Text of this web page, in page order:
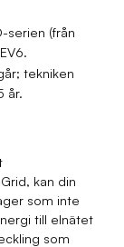
serien (från
tekniken
år.
kan din
som inte
till elnätet
som